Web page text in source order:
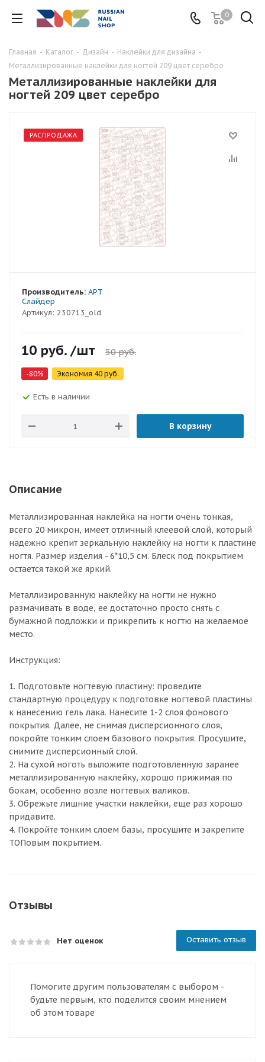
0
Главная - Каталог - Дизайн - Наклейки для дизайна -
Металлизированные наклейки для ногтей 209 цвет серебро
Металлизированные наклейки для
ногтей 209 цвет серебро
РАСПРОДАЖА
Артикул: 230713_old
Производитель: АРТ
Слайдер
10 руб. /шт 50руб.
-80% Экономия 40 руб.
Есть в наличии
В корзину
Описание
Металлизированная наклейка на ногти очень тонкая,
всего 20 микрон, имеет отличный клеевой слой, который
надежно крепит зеркальную наклейку на ногти к пластине
ногтя. Размер изделия - 6*10,5 см. Блеск под покрытием
остается такой же яркий.
Металлизированную наклейку на ногти не нужно
размачивать в воде, ее достаточно просто снять с
бумажной подложки и прикрепить к ногтю на желаемое
место.
Инструкция:
1. Подготовьте ногтевую пластину: проведите
стандартную процедуру к подготовке ногтевой пластины
к нанесению гель лака. Нанесите 1-2 слоя фонового
покрытия. Далее, не снимая дисперсионного слоя,
покройте тонким слоем базового покрытия. Просушите,
снимите дисперсионный слой.
2. На сухой ноготь выложите подготовленную заранее
металлизированную наклейку, хорошо прижимая по
бокам, особенно возле ногтевых валиков.
3. Обрежьте лишние участки наклейки, еще раз хорошо
придавите.
4. Покройте тонким слоем базы, просушите и закрепите
ТОПовым покрытием.
Отзывы
Нет оценок Оставить отзыв
Помогите другим пользователям с выбором -
будьте первым, кто поделится своим мнением
об этом товаре